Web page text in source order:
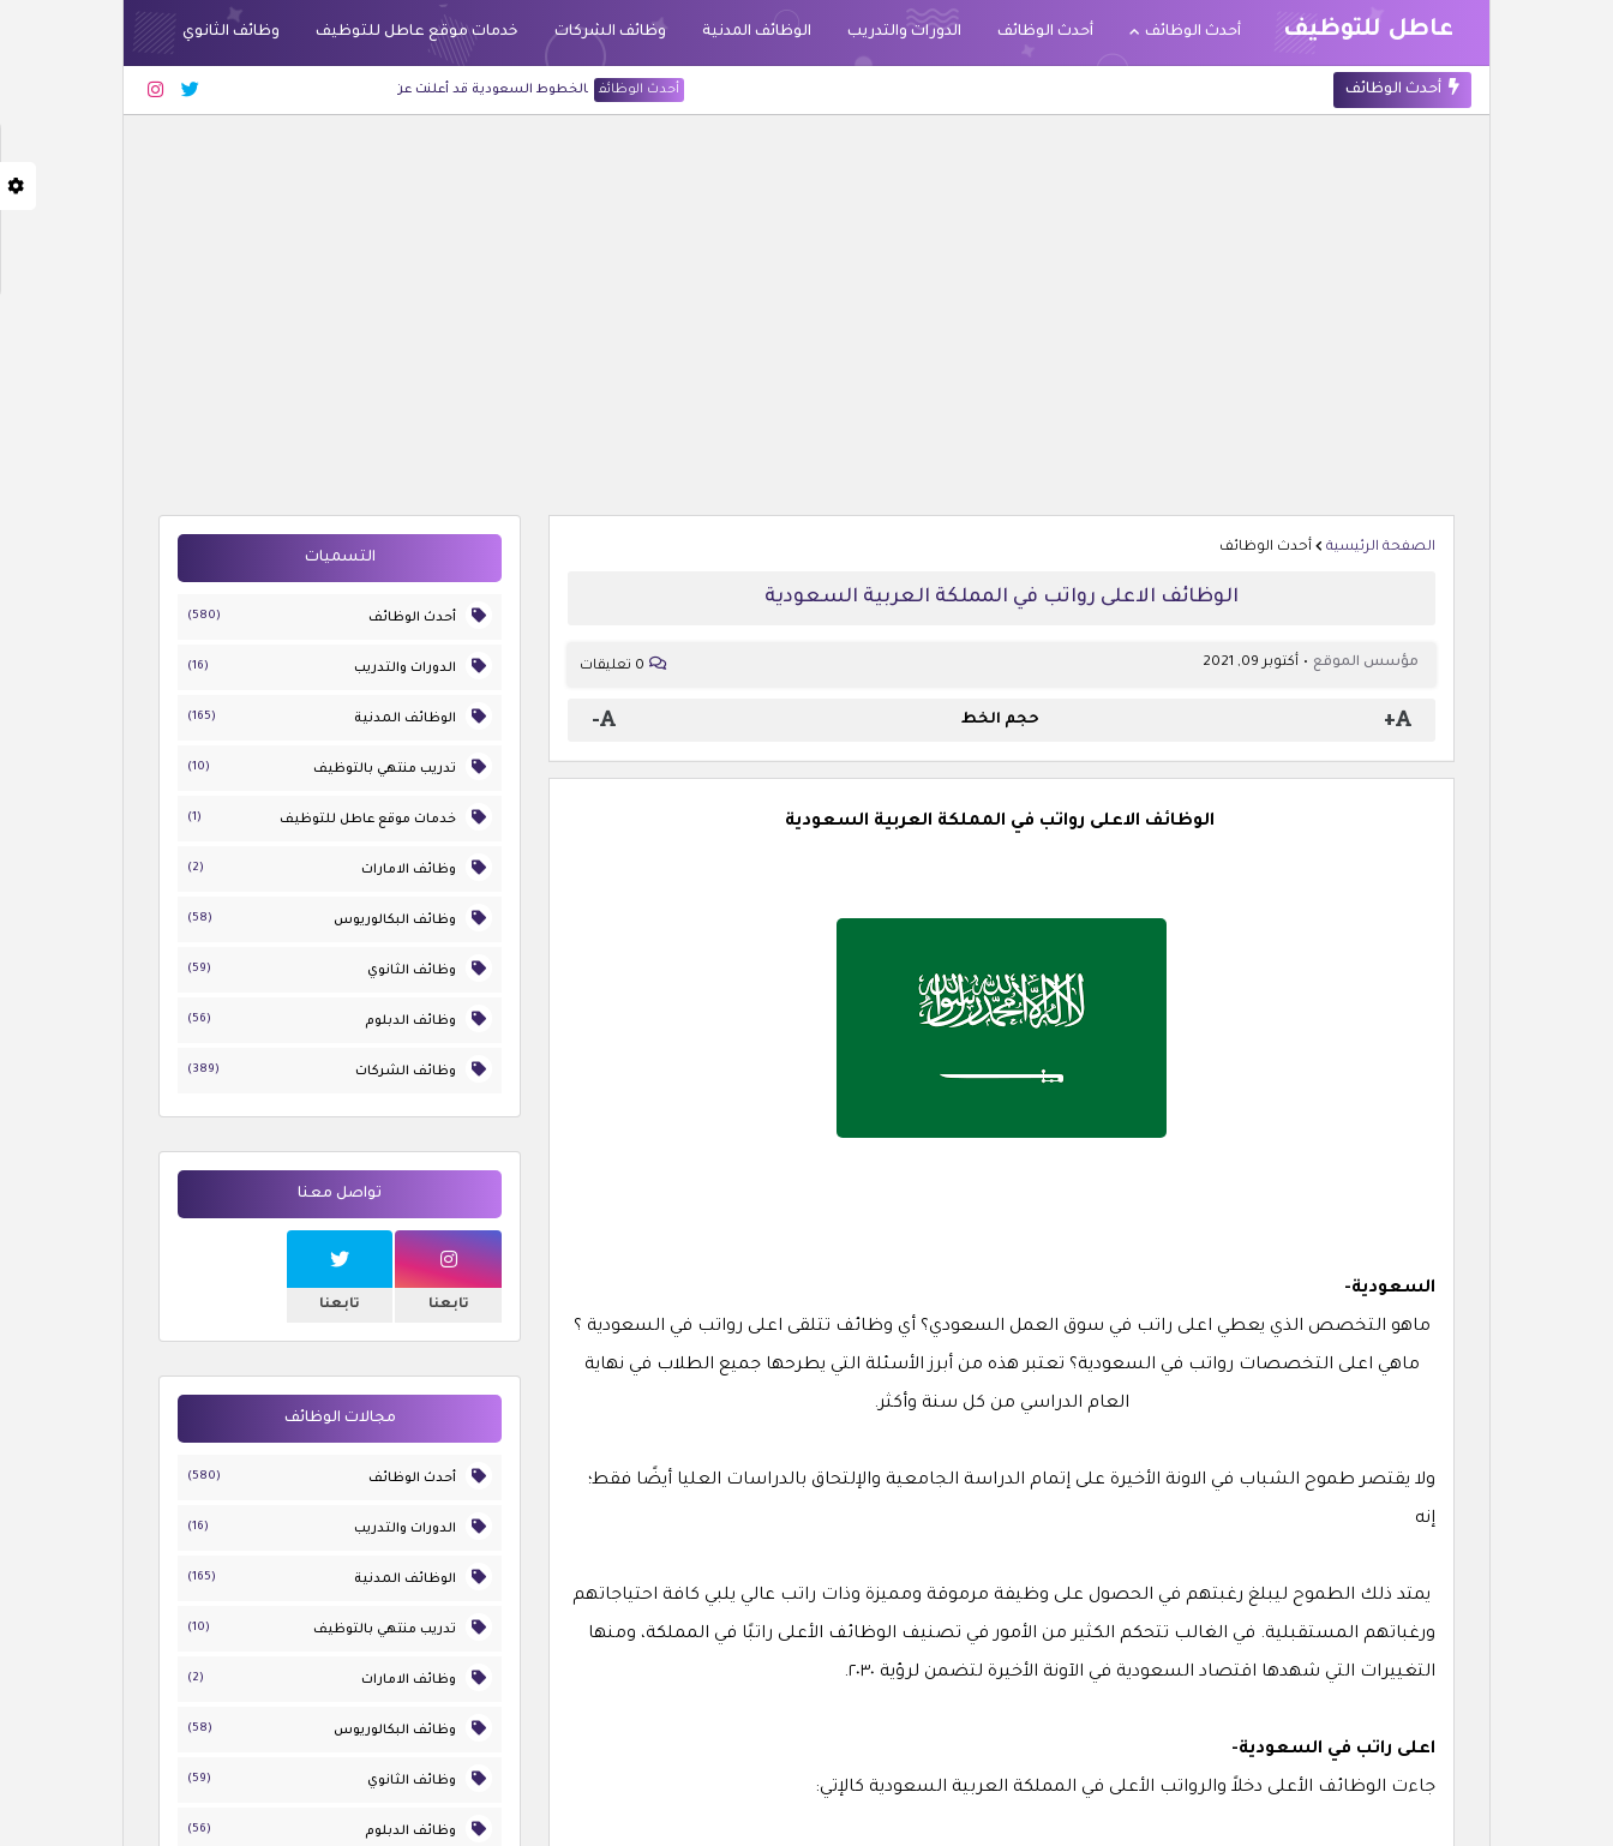
عاطل للتوظيف أحدث الوظائف أحدث الوظائف الدورات والتدريب الوظائف المدنية وظائف الشركات خدمات موقع عاطل للتوظيف وظائف الثانوي
الخطوط السعودية قد أعلنت عن وظائف شاغرة لحملة الثانوية فأعلى بجدة والرياض أحدث الوظائف أحدث الوظائف
الصفحة الرئيسية أحدث الوظائف
الوظائف الاعلى رواتب في المملكة العربية السعودية
مؤسس الموقع أكتوبر 09, 2021 0 تعليقات
+ حجم الخط -
الوظائف الاعلى رواتب في المملكة العربية السعودية
السعودية-
ماهو التخصص الذي يعطي اعلى راتب في سوق العمل السعودي؟ أي وظائف تتلقى اعلى رواتب في السعودية ؟
ماهي اعلى التخصصات رواتب في السعودية؟ تعتبر هذه من أبرز الأسئلة التي يطرحها جميع الطلاب في نهاية
العام الدراسي من كل سنة وأكثر.
ولا يقتصر طموح الشباب في الاونة الأخيرة على إتمام الدراسة الجامعية والإلتحاق بالدراسات العليا أيضًا فقط؛
إنه
يمتد ذلك الطموح ليبلغ رغبتهم في الحصول على وظيفة مرموقة ومميزة وذات راتب عالي يلبي كافة احتياجاتهم
ورغباتهم المستقبلية. في الغالب تتحكم الكثير من الأمور في تصنيف الوظائف الأعلى راتبًا في المملكة، ومنها
التغييرات التي شهدها اقتصاد السعودية في الآونة الأخيرة لتضمن لرؤية ٢٠٣٠.
اعلى راتب في السعودية-
جاءت الوظائف الأعلى دخلاً والرواتب الأعلى في المملكة العربية السعودية كالإتي:
التسميات
أحدث الوظائف (580)
الدورات والتدريب (16)
الوظائف المدنية (165)
تدريب منتهي بالتوظيف (10)
خدمات موقع عاطل للتوظيف (1)
وظائف الامارات (2)
وظائف البكالوريوس (58)
وظائف الثانوي (59)
وظائف الدبلوم (56)
وظائف الشركات (389)
تواصل معنا
تابعنا تابعنا
مجالات الوظائف
أحدث الوظائف (580)
الدورات والتدريب (16)
الوظائف المدنية (165)
تدريب منتهي بالتوظيف (10)
وظائف الامارات (2)
وظائف البكالوريوس (58)
وظائف الثانوي (59)
وظائف الدبلوم (56)